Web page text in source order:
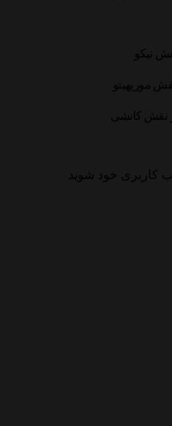
نیکو
موریهیتو
نقش کانشی
کاربری خود شوید